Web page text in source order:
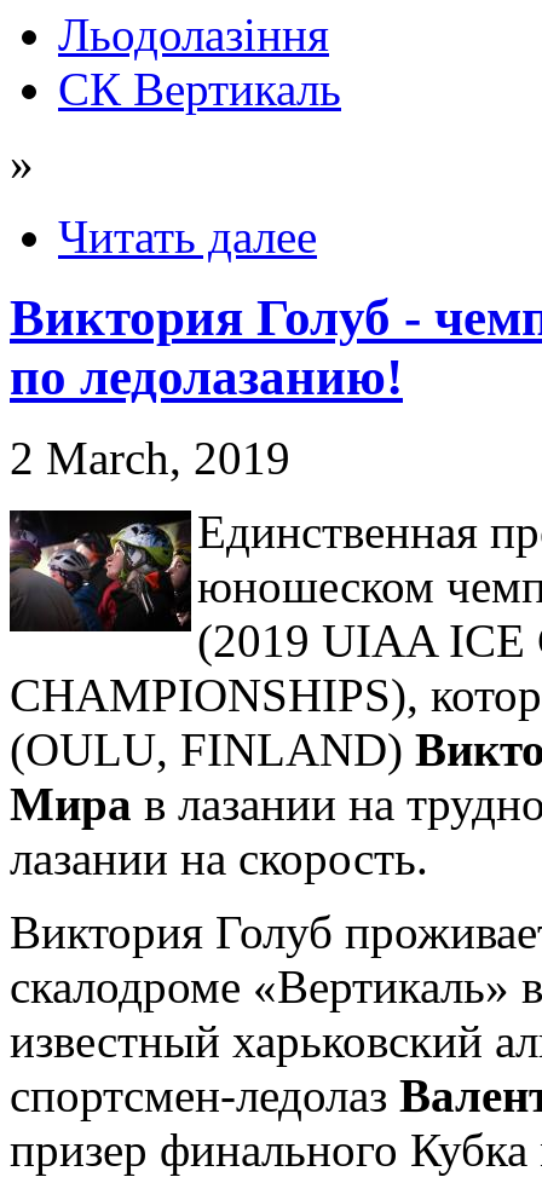
Льодолазіння
СК Вертикаль
»
Читать далее
Виктория Голуб -
по ледолазанию!
2 March, 2019
Единственная
юношеском
(2019 UIAA
CHAMPIONSHIPS),
(OULU, FINLAND)
Мира в лазании на
лазании на скорость.
Виктория Голуб
скалодроме «Вертикаль»
известный харьковский
спортсмен-ледолаз
призер финального